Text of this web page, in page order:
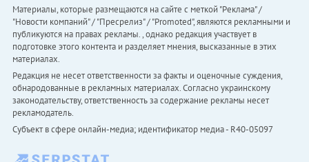
Материалы, которые размещаются на сайте с меткой "Реклама" /
"Новости компаний" / "Пресрелиз" / "Promoted", являются рекламными и
публикуются на правах рекламы. , однако редакция участвует в
подготовке этого контента и разделяет мнения, высказанные в этих
материалах.
Редакция не несет ответственности за факты и оценочные суждения,
обнародованные в рекламных материалах. Согласно украинскому
законодательству, ответственность за содержание рекламы несет
рекламодатель.
Субъект в сфере онлайн-медиа; идентификатор медиа - R40-05097